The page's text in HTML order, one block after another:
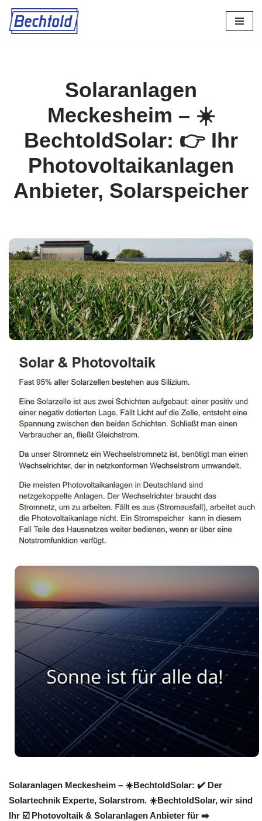
Zum
Solaranlagen
Meckesheim – ☀️
BechtoldSolar: 👉 Ihr
Photovoltaikanlagen
Anbieter, Solarspeicher
Solaranlagen Meckesheim – ☀️BechtoldSolar: ✔️ Der
Solartechnik Experte, Solarstrom. ☀️BechtoldSolar, wir sind
Ihr ☑️ Photovoltaik & Solaranlagen Anbieter für ➡️